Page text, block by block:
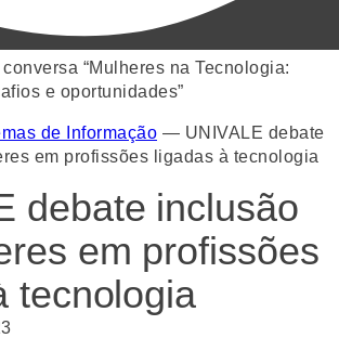
de Informação — UNIVALE debate
em profissões ligadas à tecnologia
debate inclusão
em profissões
tecnologia